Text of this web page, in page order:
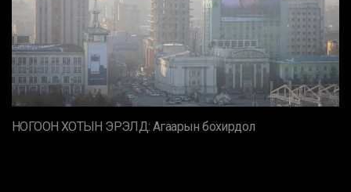
НОГООН ХОТЫН ЭРЭЛД: Агаарын бохирдол